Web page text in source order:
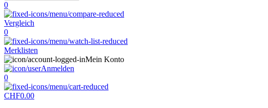
0
Vergleich
0
Merklisten
Mein Konto
Anmelden
0
CHF0.00